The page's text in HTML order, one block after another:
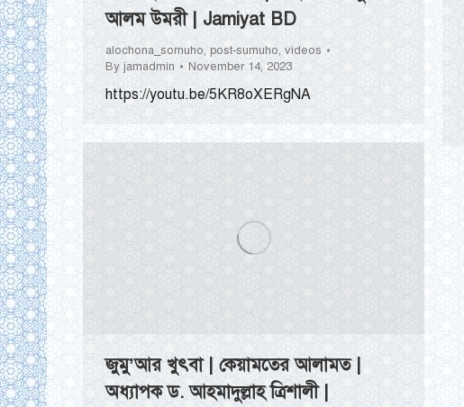
আলম উমরী | Jamiyat BD
alochona_somuho, post-sumuho,videos
By jamadmin November 14, 2023
https://youtu.be/5KR8oXERgNA
জুমু’আর খুৎবা | কেয়ামতের আলামত |
অধ্যাপক ড. আহমাদুল্লাহ ত্রিশালী |